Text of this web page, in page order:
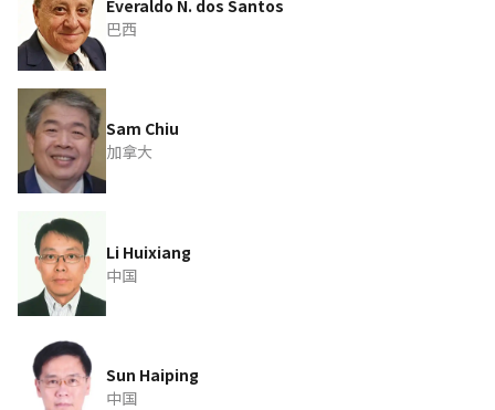
Everaldo N. dos Santos
巴西
Sam Chiu
加拿大
Li Huixiang
中国
Sun Haiping
中国